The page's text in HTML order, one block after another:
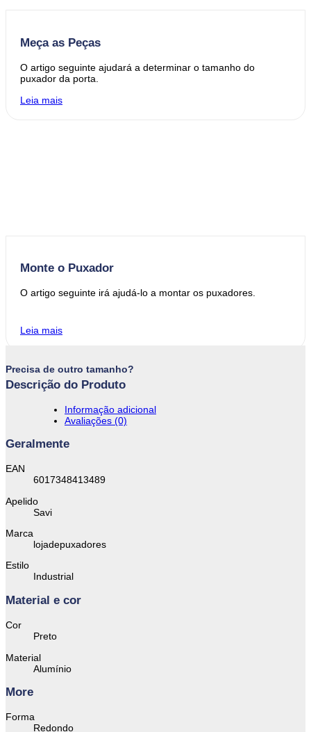
Meça as Peças
O artigo seguinte ajudará a determinar o tamanho do
puxador da porta.
Leia mais
Monte o Puxador
O artigo seguinte irá ajudá-lo a montar os puxadores.
Leia mais
Precisa de outro tamanho?
Descrição do Produto
Informação adicional
Avaliações (0)
Geralmente
EAN
6017348413489
Apelido
Savi
Marca
lojadepuxadores
Estilo
Industrial
Material e cor
Cor
Preto
Material
Alumínio
More
Forma
Redondo